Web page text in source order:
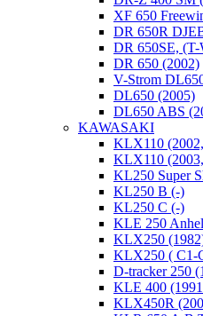
XF 650
DR 650R
DR 650SE,
DR 650 (2002)
V-Strom
DL650 (2005)
DL650 ABS
KAWASAKI
KLX110
KLX110
KL250 Super
KL250 B (-)
KL250 C (-)
KLE 250
KLX250
KLX250 ( C1-
D-tracker 250
KLE 400
KLX450R